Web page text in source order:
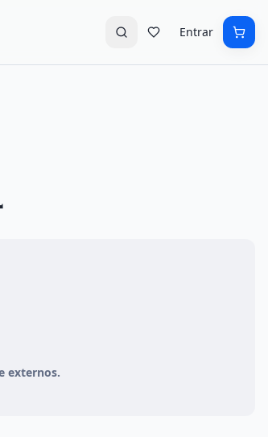
Entrar
externos.